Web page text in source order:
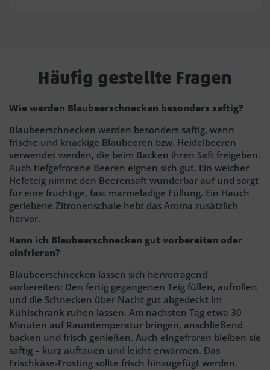
Häufig gestellte Fragen
Wie werden Blaubeerschnecken besonders saftig?
Blaubeerschnecken werden besonders saftig, wenn
frische und knackige Blaubeeren bzw. Heidelbeeren
verwendet werden, die beim Backen ihren Saft freigeben.
Auch tiefgefrorene Beeren eignen sich gut. Ein weicher
Hefeteig nimmt den Beerensaft wunderbar auf und sorgt
für eine fruchtige, fast marmeladige Füllung. Ein Hauch
geriebene Zitronenschale hebt das Aroma zusätzlich
hervor.
Kann ich Blaubeerschnecken gut vorbereiten oder
einfrieren?
Blaubeerschnecken lassen sich hervorragend
vorbereiten: Den fertig gegangenen Teig füllen, aufrollen
und die Schnecken über Nacht gut abgedeckt im
Kühlschrank ruhen lassen. Am nächsten Tag etwa 30
Minuten auf Raumtemperatur bringen, anschließend
backen und frisch genießen. Auch eingefroren bleiben sie
saftig – kurz auftauen und leicht erwärmen. Das
Frischkäse-Frosting sollte frisch hinzugefügt werden.